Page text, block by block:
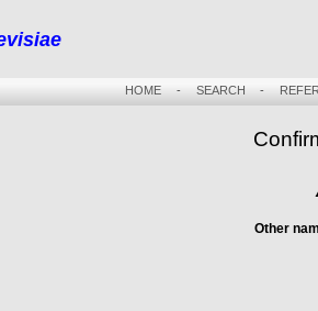
HOME- SEARCH -
Other